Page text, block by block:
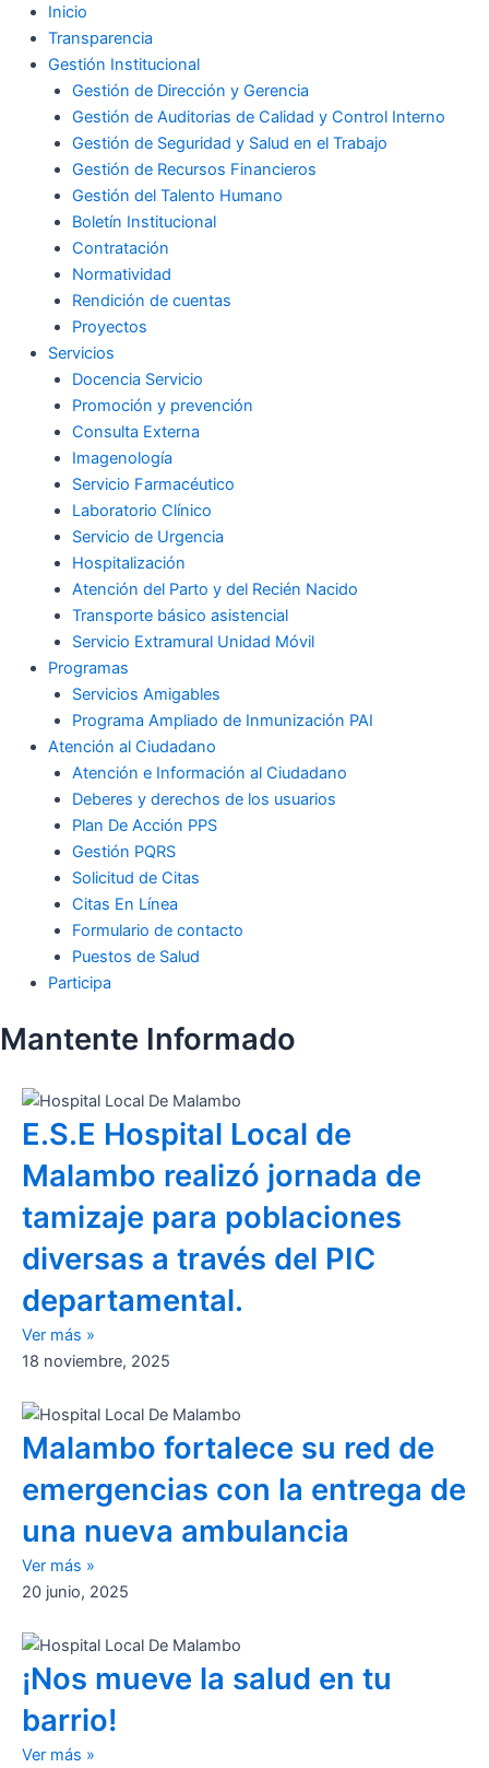
Inicio
Transparencia
Gestión Institucional
Gestión de Dirección y Gerencia
Gestión de Auditorias de Calidad y Control Interno
Gestión de Seguridad y Salud en el Trabajo
Gestión de Recursos Financieros
Gestión del Talento Humano
Boletín Institucional
Contratación
Normatividad
Rendición de cuentas
Proyectos
Servicios
Docencia Servicio
Promoción y prevención
Consulta Externa
Imagenología
Servicio Farmacéutico
Laboratorio Clínico
Servicio de Urgencia
Hospitalización
Atención del Parto y del Recién Nacido
Transporte básico asistencial
Servicio Extramural Unidad Móvil
Programas
Servicios Amigables
Programa Ampliado de Inmunización PAI
Atención al Ciudadano
Atención e Información al Ciudadano
Deberes y derechos de los usuarios
Plan De Acción PPS
Gestión PQRS
Solicitud de Citas
Citas En Línea
Formulario de contacto
Puestos de Salud
Participa
Mantente Informado
E.S.E Hospital Local de
Malambo realizó jornada de
tamizaje para poblaciones
diversas a través del PIC
departamental.​
Ver más »
18 noviembre, 2025
Malambo fortalece su red de
emergencias con la entrega de
una nueva ambulancia
Ver más »
20 junio, 2025
¡Nos mueve la salud en tu
barrio!
Ver más »